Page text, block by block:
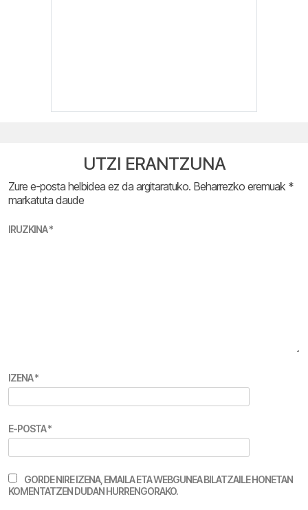
UTZI ERANTZUNA
Zure e-posta helbidea ez da argitaratuko. Beharrezko eremuak *
markatuta daude
IRUZKINA*
IZENA*
E-POSTA*
GORDE NIRE IZENA, EMAILA ETA WEBGUNEA BILATZAILE HONETAN
KOMENTATZEN DUDAN HURRENGORAKO.